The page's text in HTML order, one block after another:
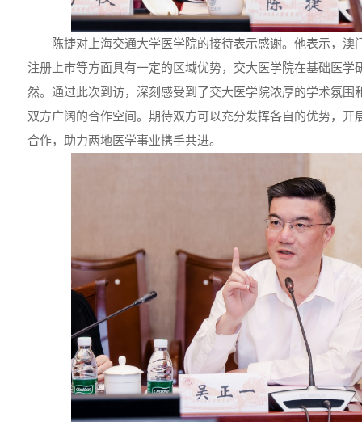
陈捷对上海交通大学医学院的接待表示感谢。他表示，澳
注册上市等方面具有一定的区域优势，交大医学院在基础医学
然。通过此次到访，深刻感受到了交大医学院浓厚的学术氛围
双方广阔的合作空间。期待双方可以充分发挥各自的优势，开
合作，助力两地医学事业携手共进。